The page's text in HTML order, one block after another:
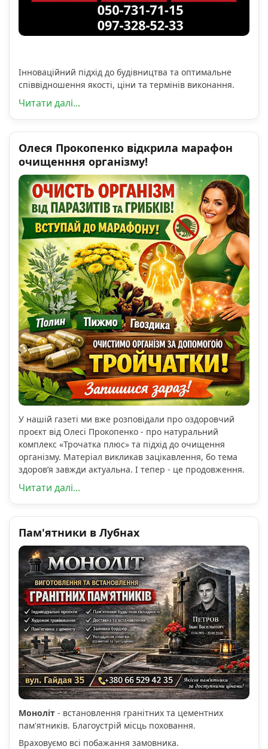
Інноваційний підхід до будівництва та оптимальне
співвідношення якості, ціни та термінів виконання.
Читати далі...
Олеся Прокопенко відкрила марафон
очищенння організму!
У нашій газеті ми вже розповідали про оздоровчий
проєкт від Олесі Прокопенко - про натуральний
комплекс «Трочатка плюс» та підхід до очищення
організму. Матеріал викликав зацікавлення, бо тема
здоров’я завжди актуальна. І тепер - це продовження.
Читати далі...
Пам'ятники в Лубнах
Моноліт - встановлення гранітних та цементних
пам'ятників. Благоустрій місць поховання.
Враховуємо всі побажання замовника.